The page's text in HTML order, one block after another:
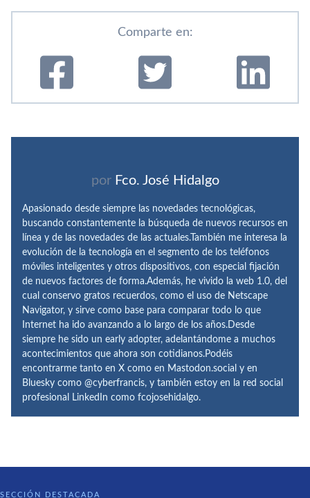
Comparte en:
por Fco. José Hidalgo
Apasionado desde siempre las novedades tecnológicas,
buscando constantemente la búsqueda de nuevos recursos en
línea y de las novedades de las actuales.También me interesa la
evolución de la tecnología en el segmento de los teléfonos
móviles inteligentes y otros dispositivos, con especial fijación
de nuevos factores de forma.Además, he vivido la web 1.0, del
cual conservo gratos recuerdos, como el uso de Netscape
Navigator, y sirve como base para comparar todo lo que
Internet ha ido avanzando a lo largo de los años.Desde
siempre he sido un early adopter, adelantándome a muchos
acontecimientos que ahora son cotidianos.Podéis
encontrarme tanto en X como en Mastodon.social y en
Bluesky como @cyberfrancis, y también estoy en la red social
profesional LinkedIn como fcojosehidalgo.
SECCIÓN DESTACADA